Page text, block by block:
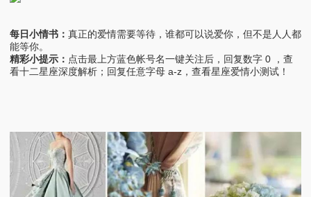
每日小情书： 真正的爱情需要等待，谁都可以说爱你，但不是人人都
能等你。
精彩小提示： 点击最上方蓝色帐号名一键关注后，回复数字 0 ，查
看十二星座深度解析；回复任意字母 a-z，查看星座爱情小测试！